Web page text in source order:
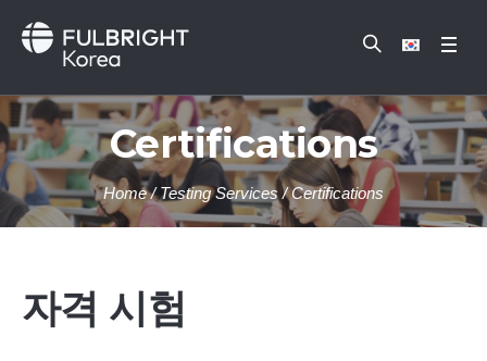
Certifications
Home /Testing Services /Certifications
자격 시험